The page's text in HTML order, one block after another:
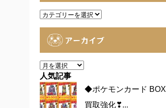
カ
アーカイブ
ア
ー
カ
イ
人気記事
◆ポケモンカード BOX
買取強化❣...